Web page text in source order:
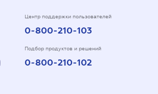
Центр поддержки пользователей
0-800-210-103
Подбор продуктов и решений
0-800-210-102